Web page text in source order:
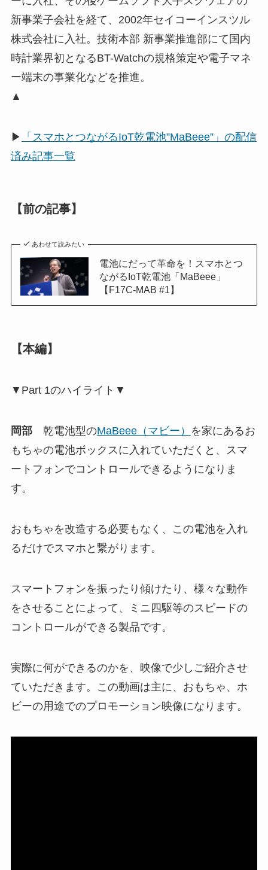
新事業子会社を経て、2002年セイコーインスツル
株式会社に入社。技術本部 新事業推進部にて国内
時計業界初となるBT-Watchの規格策定や電子マネ
ー端末の事業化などを推進。
▲
▶
「スマホとつながるIoT乾電池”MaBeee”」の配信
済み記事一覧
【前の記事】
あわせて読みたい
電池にだって革命を！スマホとつ
ながるIoT乾電池「MaBeee」
【F17C-MAB #1】
【本編】
▼Part 1のハイライト▼
岡部乾電池型のMaBeee（マビー）
を家にあるお
もちゃの電池ボックスに入れていただくと、スマ
ートフォンでコントロールできるようになりま
す。
おもちゃを改造する必要もなく、この電池を入れ
るだけでスマホと繋がります。
スマートフォンを振ったり傾けたり、様々な動作
をさせることによって、ミニ四駆等のスピードの
コントロールができる製品です。
実際に何ができるのかを、映像で少しご紹介させ
ていただきます。この動画は主に、おもちゃ、ホ
ビーの用途でのプロモーション映像になります。